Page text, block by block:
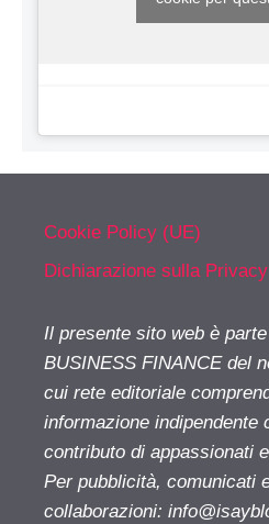
Cookie Policy (UE)
Dichiarazione sulla
Il presente sito web è
BUSINESS FINANCE del
cui rete editoriale
informazione indipendente
contributo di appassionati
Per pubblicità, comunicati
collaborazioni: